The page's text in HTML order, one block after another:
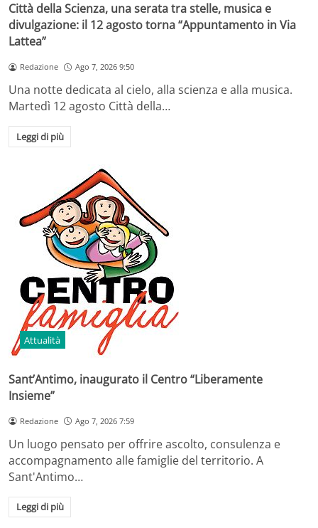
Città della Scienza, una serata tra stelle, musica e
divulgazione: il 12 agosto torna “Appuntamento in Via
Lattea”
Redazione Ago 7, 2026 9:50
Una notte dedicata al cielo, alla scienza e alla musica.
Martedì 12 agosto Città della…
Leggi di più
Attualità
Sant’Antimo, inaugurato il Centro “Liberamente
Insieme”
Redazione Ago 7, 2026 7:59
Un luogo pensato per offrire ascolto, consulenza e
accompagnamento alle famiglie del territorio. A
Sant'Antimo…
Leggi di più